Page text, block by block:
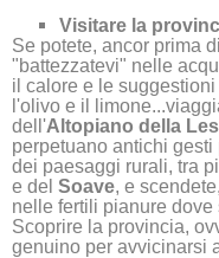
Visitare la
Se potete, ancor prima
"battezzatevi" nelle
il calore e le
l'olivo e il
dell'Altopiano della
perpetuano antichi
dei paesaggi rurali, tra
e del Soave, e
nelle fertili pianure
Scoprire la provincia,
genuino per avvicinarsi